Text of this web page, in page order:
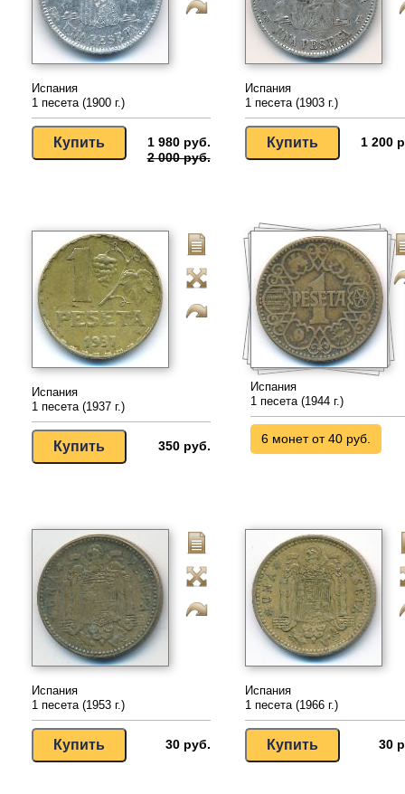
Испания
1 песета (1900 г.)
1 980 руб.
2 000 руб.
Испания
1 песета (1903 г.)
1 200
Испания
1 песета (1937 г.)
350 руб.
Испания
1 песета (1944 г.)
6 монет от 40 руб.
Испания
1 песета (1953 г.)
30 руб.
Испания
1 песета (1966 г.)
30